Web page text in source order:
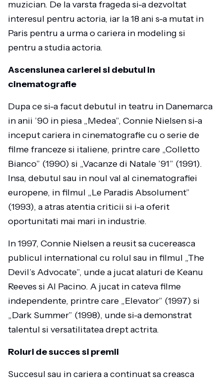
muzician. De la varsta frageda si-a dezvoltat
interesul pentru actoria, iar la 18 ani s-a mutat in
Paris pentru a urma o cariera in modeling si
pentru a studia actoria.
Ascensiunea carierei si debutul in
cinematografie
Dupa ce si-a facut debutul in teatru in Danemarca
in anii ’90 in piesa „Medea”, Connie Nielsen si-a
inceput cariera in cinematografie cu o serie de
filme franceze si italiene, printre care „Colletto
Bianco” (1990) si „Vacanze di Natale ’91” (1991).
Insa, debutul sau in noul val al cinematografiei
europene, in filmul „Le Paradis Absolument”
(1993), a atras atentia criticii si i-a oferit
oportunitati mai mari in industrie.
In 1997, Connie Nielsen a reusit sa cucereasca
publicul international cu rolul sau in filmul „The
Devil’s Advocate”, unde a jucat alaturi de Keanu
Reeves si Al Pacino. A jucat in cateva filme
independente, printre care „Elevator” (1997) si
„Dark Summer” (1998), unde si-a demonstrat
talentul si versatilitatea drept actrita.
Roluri de succes si premii
Succesul sau in cariera a continuat sa creasca